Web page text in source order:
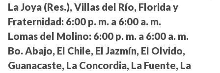
La Joya (Res.), Villas del Río, Florida y
Fraternidad: 6:00 p. m. a 6:00 a. m.
Lomas del Molino: 6:00 p. m. a 6:00 a. m.
Bo. Abajo, El Chile, El Jazmín, El Olvido,
Guanacaste, La Concordia, La Fuente, La